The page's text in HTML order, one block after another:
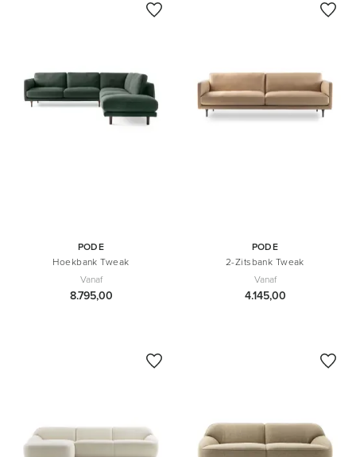
PODE
Hoekbank Tweak
Vanaf
8.795,00
PODE
2-Zitsbank Tweak
Vanaf
4.145,00